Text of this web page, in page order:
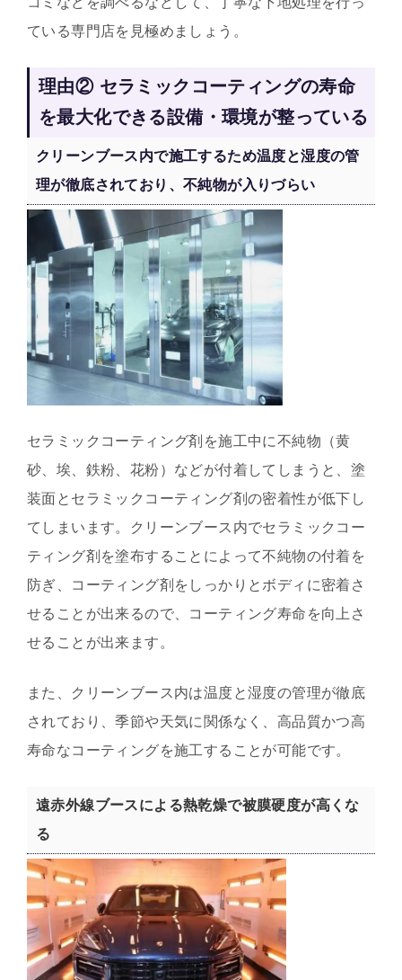
ている専門店を見極めましょう。
理由② セラミックコーティングの寿命
を最大化できる設備・環境が整っている
クリーンブース内で施工するため温度と湿度の管
理が徹底されており、不純物が入りづらい
セラミックコーティング剤を施工中に不純物（黄
砂、埃、鉄粉、花粉）などが付着してしまうと、塗
装面とセラミックコーティング剤の密着性が低下し
てしまいます。クリーンブース内でセラミックコー
ティング剤を塗布することによって不純物の付着を
防ぎ、コーティング剤をしっかりとボディに密着さ
せることが出来るので、コーティング寿命を向上さ
せることが出来ます。
また、クリーンブース内は温度と湿度の管理が徹底
されており、季節や天気に関係なく、高品質かつ高
寿命なコーティングを施工することが可能です。
遠赤外線ブースによる熱乾燥で被膜硬度が高くな
る